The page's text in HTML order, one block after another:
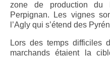
L’Altitude
Un vent du Nord
Nos vins
zone de production du
Perpignan. Les vignes
l’Agly qui s’étend des
Lors des temps difficiles
marchands étaient la